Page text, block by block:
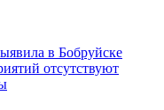
в Бобруйске
отсутствуют